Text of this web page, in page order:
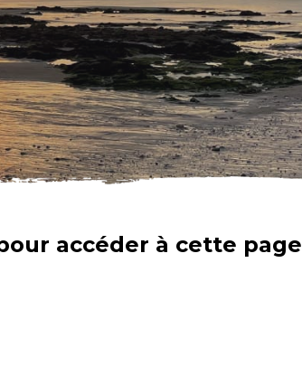
accéder à cette page